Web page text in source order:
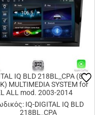
IQ BLD 218BL_CPA (8"
MULTIMEDIA SYSTEM for
ALL mod. 2003-2014
IQ-DIGITAL IQ BLD
218BL_CPA